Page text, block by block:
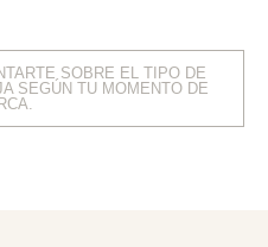
SOBRE EL TIPO DE
SEGÚN TU MOMENTO DE